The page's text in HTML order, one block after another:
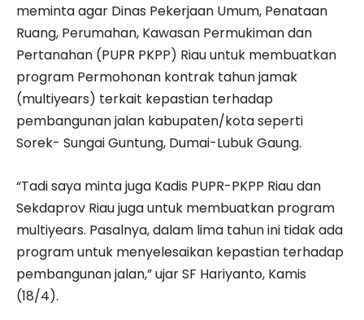
meminta agar Dinas Pekerjaan Umum, Penataan
Ruang, Perumahan, Kawasan Permukiman dan
Pertanahan (PUPR PKPP) Riau untuk membuatkan
program Permohonan kontrak tahun jamak
(multiyears) terkait kepastian terhadap
pembangunan jalan kabupaten/kota seperti
Sorek- Sungai Guntung, Dumai-Lubuk Gaung.
“Tadi saya minta juga Kadis PUPR-PKPP Riau dan
Sekdaprov Riau juga untuk membuatkan program
multiyears. Pasalnya, dalam lima tahun ini tidak ada
program untuk menyelesaikan kepastian terhadap
pembangunan jalan,” ujar SF Hariyanto, Kamis
(18/4).